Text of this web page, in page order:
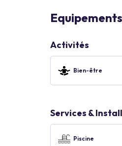
Activités
Bien-être
Services &
Piscine